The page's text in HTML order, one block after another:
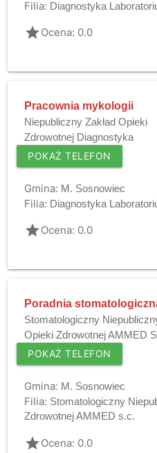
Filia: Diagnostyka
gradeOcena: 0.0
Pracownia mykologii
Niepubliczny Zakład Opieki
Zdrowotnej Diagnostyka
POKAŻ TELEFON
Gmina: M. Sosnowiec
Filia: Diagnostyka
gradeOcena: 0.0
Poradnia
Stomatologiczny
Opieki Zdrowotnej AMMED
POKAŻ TELEFON
Gmina: M. Sosnowiec
Filia: Stomatologiczny
Zdrowotnej AMMED s.c.
gradeOcena: 0.0